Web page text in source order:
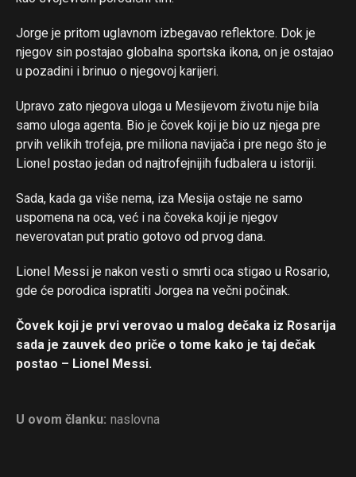
Jorge je pritom uglavnom izbegavao reflektore. Dok je
njegov sin postajao globalna sportska ikona, on je ostajao
u pozadini i brinuo o njegovoj karijeri.
Upravo zato njegova uloga u Mesijevom životu nije bila
samo uloga agenta. Bio je čovek koji je bio uz njega pre
prvih velikih trofeja, pre miliona navijača i pre nego što je
Lionel postao jedan od najtrofejnijih fudbalera u istoriji.
Sada, kada ga više nema, iza Mesija ostaje ne samo
uspomena na oca, već i na čoveka koji je njegov
neverovatan put pratio gotovo od prvog dana.
Lionel Messi je nakon vesti o smrti oca stigao u Rosario,
gde će porodica ispratiti Jorgea na večni počinak.
Čovek koji je prvi verovao u malog dečaka iz Rosarija
sada je zauvek deo priče o tome kako je taj dečak
postao – Lionel Messi.
U ovom članku: naslovna
Reddit
Pinterest
Whatsapp